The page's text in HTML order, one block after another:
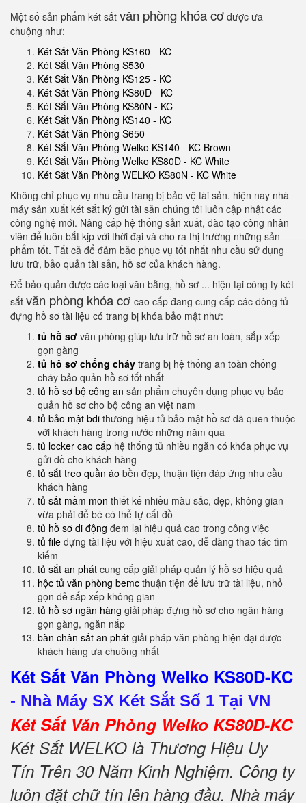
Một số sản phẩm két sắt văn phòng khóa cơ được ưa
chuộng như:
Két Sắt Văn Phòng KS160 - KC
Két Sắt Văn Phòng S530
Két Sắt Văn Phòng KS125 - KC
Két Sắt Văn Phòng KS80D - KC
Két Sắt Văn Phòng KS80N - KC
Két Sắt Văn Phòng KS140 - KC
Két Sắt Văn Phòng S650
Két Sắt Văn Phòng Welko KS140 - KC Brown
Két Sắt Văn Phòng Welko KS80D - KC White
Két Sắt Văn Phòng WELKO KS80N - KC White
Không chỉ phục vụ nhu cầu trang bị bảo vệ tài sản. hiện nay nhà
máy sản xuất két sắt ký gửi tài sản chúng tôi luôn cập nhật các
công nghệ mới. Nâng cấp hệ thống sản xuất, đào tạo công nhân
viên để luôn bắt kịp với thời đại và cho ra thị trường những sản
phẩm tốt. Tất cả để đảm bảo phục vụ tốt nhất nhu cầu sử dụng
lưu trữ, bảo quản tài sản, hồ sơ của khách hàng.
Để bảo quản được các loại văn bằng, hồ sơ ... hiện tại công ty két
sắt văn phòng khóa cơ cao cấp đang cung cấp các dòng tủ
đựng hồ sơ tài liệu có trang bị khóa bảo mật như:
tủ hồ sơ văn phòng giúp lưu trữ hồ sơ an toàn, sắp xếp
gọn gàng
tủ hồ sơ chống cháy trang bị hệ thống an toàn chống
cháy bảo quản hồ sơ tốt nhất
tủ hồ sơ bộ công an sản phẩm chuyên dụng phục vụ bảo
quản hồ sơ cho bộ công an việt nam
tủ bảo mật bdi thương hiệu tủ bảo mật hồ sơ đã quen thuộc
với khách hàng trong nước những năm qua
tủ locker cao cấp hệ thống tủ nhiều ngăn có khóa phục vụ
gửi đồ cho khách hàng
tủ sắt treo quần áo bền đẹp, thuận tiện đáp ứng nhu cầu
khách hàng
tủ sắt mầm mon thiết kế nhiều màu sắc, đẹp, không gian
vừa phải để bé có thể tự cất đồ
tủ hồ sơ di động đem lại hiệu quả cao trong công việc
tủ file đựng tài liệu với hiệu xuất cao, dễ dàng thao tác tìm
kiếm
tủ sắt an phát cung cấp giải pháp quản lý hồ sơ hiệu quả
hộc tủ văn phòng bemc thuận tiện để lưu trữ tài liệu, nhỏ
gọn dễ sắp xếp không gian
tủ hồ sơ ngân hàng giải pháp đựng hồ sơ cho ngân hàng
gọn gàng, ngăn nắp
bàn chân sắt an phát giải pháp văn phòng hiện đại được
khách hàng ưa chuông nhất
Két Sắt Văn Phòng Welko KS80D-KC
- Nhà Máy SX Két Sắt Số 1 Tại VN
Két Sắt Văn Phòng Welko KS80D-KC
Két Sắt WELKO là Thương Hiệu Uy
Tín Trên 30 Năm Kinh Nghiệm. Công ty
luôn đặt chữ tín lên hàng đầu. Nhà máy